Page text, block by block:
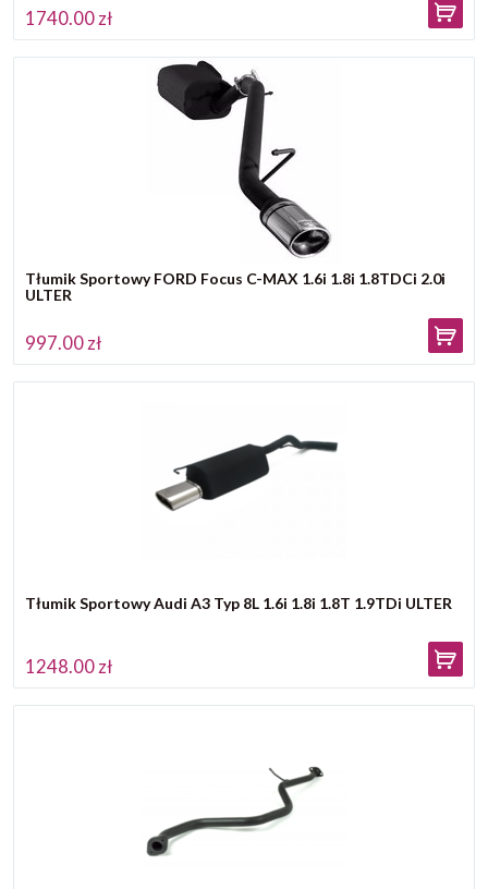
1740.00 zł
Tłumik Sportowy FORD Focus C-MAX 1.6i 1.8i 1.8TDCi 2.0i
ULTER
997.00 zł
Tłumik Sportowy Audi A3 Typ 8L 1.6i 1.8i 1.8T 1.9TDi ULTER
1248.00 zł